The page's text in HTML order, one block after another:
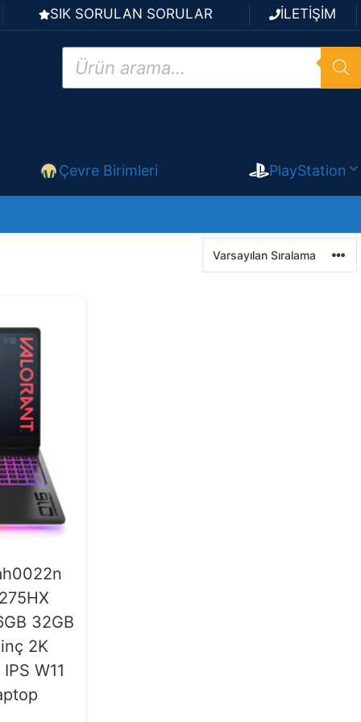
SIK SORULAN SORULAR İLETİŞİM
Products
search
Çevre Birimleri PlayStation
32GB
2K
W11